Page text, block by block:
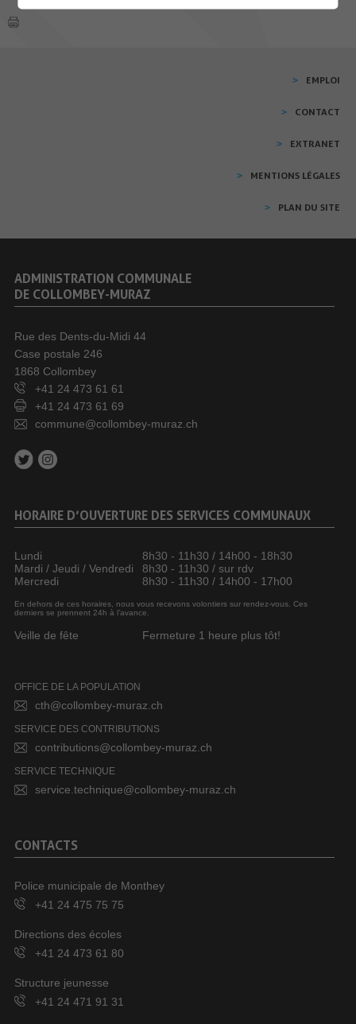
EMPLOI
CONTACT
EXTRANET
MENTIONS LÉGALES
PLAN DU SITE
ADMINISTRATION COMMUNALE
DE COLLOMBEY-MURAZ
Rue des Dents-du-Midi 44
Case postale 246
1868 Collombey
+41 24 473 61 61
+41 24 473 61 69
commune@collombey-muraz.ch
HORAIRE D’OUVERTURE DES SERVICES COMMUNAUX
Lundi
8h30 - 11h30 / 14h00 - 18h30
Mardi / Jeudi / Vendredi
8h30 - 11h30 / sur rdv
Mercredi
8h30 - 11h30 / 14h00 - 17h00
En dehors de ces horaires, nous vous recevons volontiers sur rendez-vous. Ces
derniers se prennent 24h à l’avance.
Veille de fête Fermeture 1 heure plus tôt!
OFFICE DE LA POPULATION
cth@collombey-muraz.ch
SERVICE DES CONTRIBUTIONS
contributions@collombey-muraz.ch
SERVICE TECHNIQUE
service.technique@collombey-muraz.ch
CONTACTS
Police municipale de Monthey
+41 24 475 75 75
Directions des écoles
+41 24 473 61 80
Structure jeunesse
+41 24 471 91 31